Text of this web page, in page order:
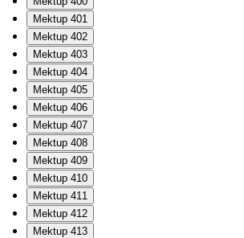
Mektup 401
Mektup 402
Mektup 403
Mektup 404
Mektup 405
Mektup 406
Mektup 407
Mektup 408
Mektup 409
Mektup 410
Mektup 411
Mektup 412
Mektup 413